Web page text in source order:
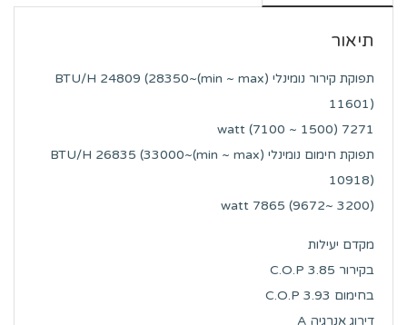
תיאור
תפוקת קירור נומינלי (min ~ max)BTU/H 24809 (28350~
11601)
7271 watt (7100 ~ 1500)
תפוקת חימום נומינלי (min ~ max)BTU/H 26835 (33000~
10918)
watt 7865 (9672~ 3200)
מקדם יעילות
בקירור C.O.P 3.85
בחימום C.O.P 3.93
דירוג אנרגיה A